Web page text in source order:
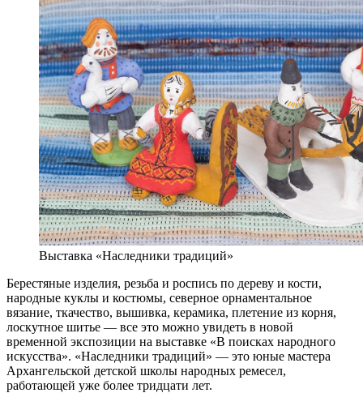
Выставка «Наследники традиций»
Берестяные изделия, резьба и роспись по дереву и кости,
народные куклы и костюмы, северное орнаментальное
вязание, ткачество, вышивка, керамика, плетение из корня,
лоскутное шитье — все это можно увидеть в новой
временной экспозиции на выставке «В поисках народного
искусства». «Наследники традиций» — это юные мастера
Архангельской детской школы народных ремесел,
работающей уже более тридцати лет.